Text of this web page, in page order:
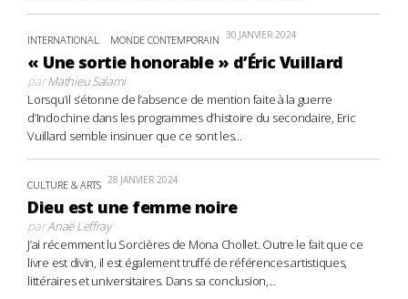
INTERNATIONAL MONDE CONTEMPORAIN 30 JANVIER 2024
« Une sortie honorable » d’Éric Vuillard
parMathieu Salami
Lorsqu’il s’étonne de l’absence de mention faite à la guerre
d’Indochine dans les programmes d’histoire du secondaire, Eric
Vuillard semble insinuer que ce sont les...
CULTURE & ARTS 28 JANVIER 2024
Dieu est une femme noire
parAnaë Leffray
J’ai récemment lu Sorcières de Mona Chollet. Outre le fait que ce
livre est divin, il est également truffé de références artistiques,
littéraires et universitaires. Dans sa conclusion,...